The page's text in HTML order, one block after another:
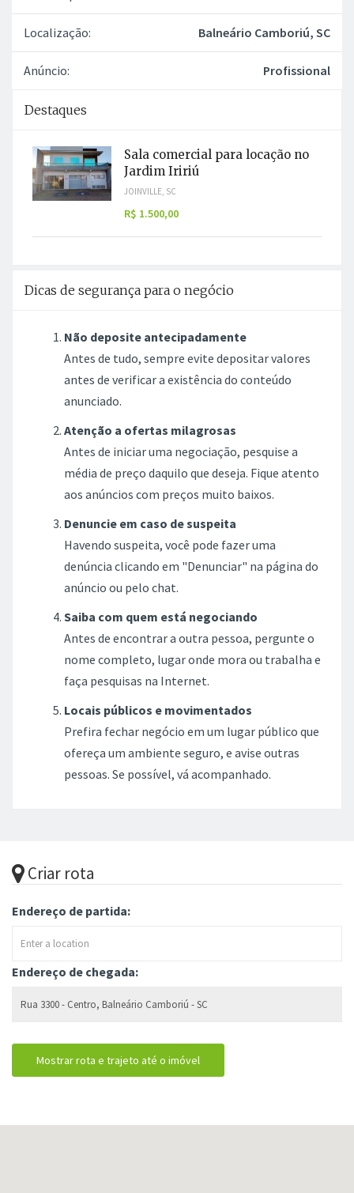
Localização: Balneário Camboriú, SC
Anúncio: Profissional
Destaques
Sala comercial para locação no
Jardim Iririú
JOINVILLE, SC
R$ 1.500,00
Dicas de segurança para o negócio
Não deposite antecipadamente
Antes de tudo, sempre evite depositar valores
antes de verificar a existência do conteúdo
anunciado.
Atenção a ofertas milagrosas
Antes de iniciar uma negociação, pesquise a
média de preço daquilo que deseja. Fique atento
aos anúncios com preços muito baixos.
Denuncie em caso de suspeita
Havendo suspeita, você pode fazer uma
denúncia clicando em "Denunciar" na página do
anúncio ou pelo chat.
Saiba com quem está negociando
Antes de encontrar a outra pessoa, pergunte o
nome completo, lugar onde mora ou trabalha e
faça pesquisas na Internet.
Locais públicos e movimentados
Prefira fechar negócio em um lugar público que
ofereça um ambiente seguro, e avise outras
pessoas. Se possível, vá acompanhado.
Criar rota
Endereço de partida:
Endereço de chegada: